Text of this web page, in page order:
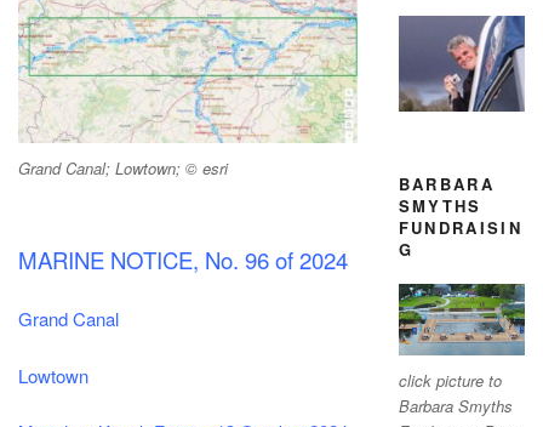
Grand Canal; Lowtown; © esri
MARINE NOTICE, No. 96 of 2024
Grand Canal
Lowtown
BARBARA
SMYTHS
FUNDRAISIN
G
click picture to
Barbara Smyths